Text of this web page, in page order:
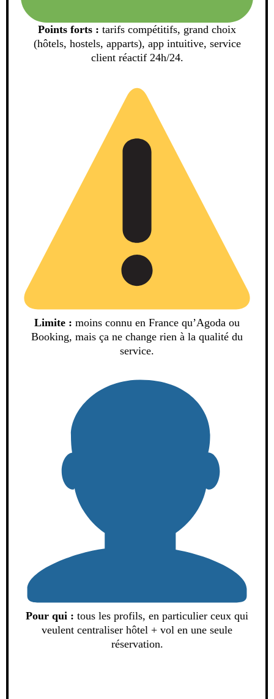
Points forts : tarifs compétitifs, grand choix
(hôtels, hostels, apparts), app intuitive, service
client réactif 24h/24.
Limite : moins connu en France qu’Agoda ou
Booking, mais ça ne change rien à la qualité du
service.
Pour qui : tous les profils, en particulier ceux qui
veulent centraliser hôtel + vol en une seule
réservation.